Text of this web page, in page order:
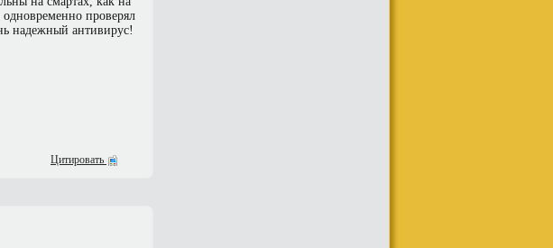
проверял
надежный антивирус!
Цитировать